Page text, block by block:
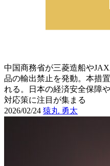
中国商務省が三菱造船や
品の輸出禁止を発動。本措
れる。日本の経済安全保障
対応策に注目が集まる
2026/02/24 猿丸 勇太